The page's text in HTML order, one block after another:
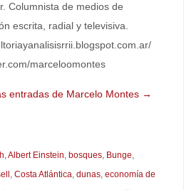
Columnista de medios de
escrita, radial y televisiva.
marceloomontes
entradas de Marcelo Montes →
,Albert Einstein, bosques, Bunge,
, Costa Atlántica, dunas, economía de